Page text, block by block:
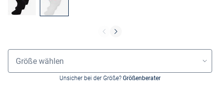
Größenauswahl
Größe wählen
Unsicher bei der Größe? Größenberater